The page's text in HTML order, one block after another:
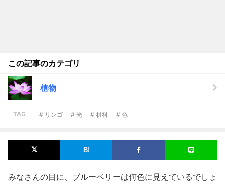
この記事のカテゴリ
植物
TAG # リンゴ # 光 # 材料 # 色
みなさんの目に、ブルーベリーは何色に見えているでしょ